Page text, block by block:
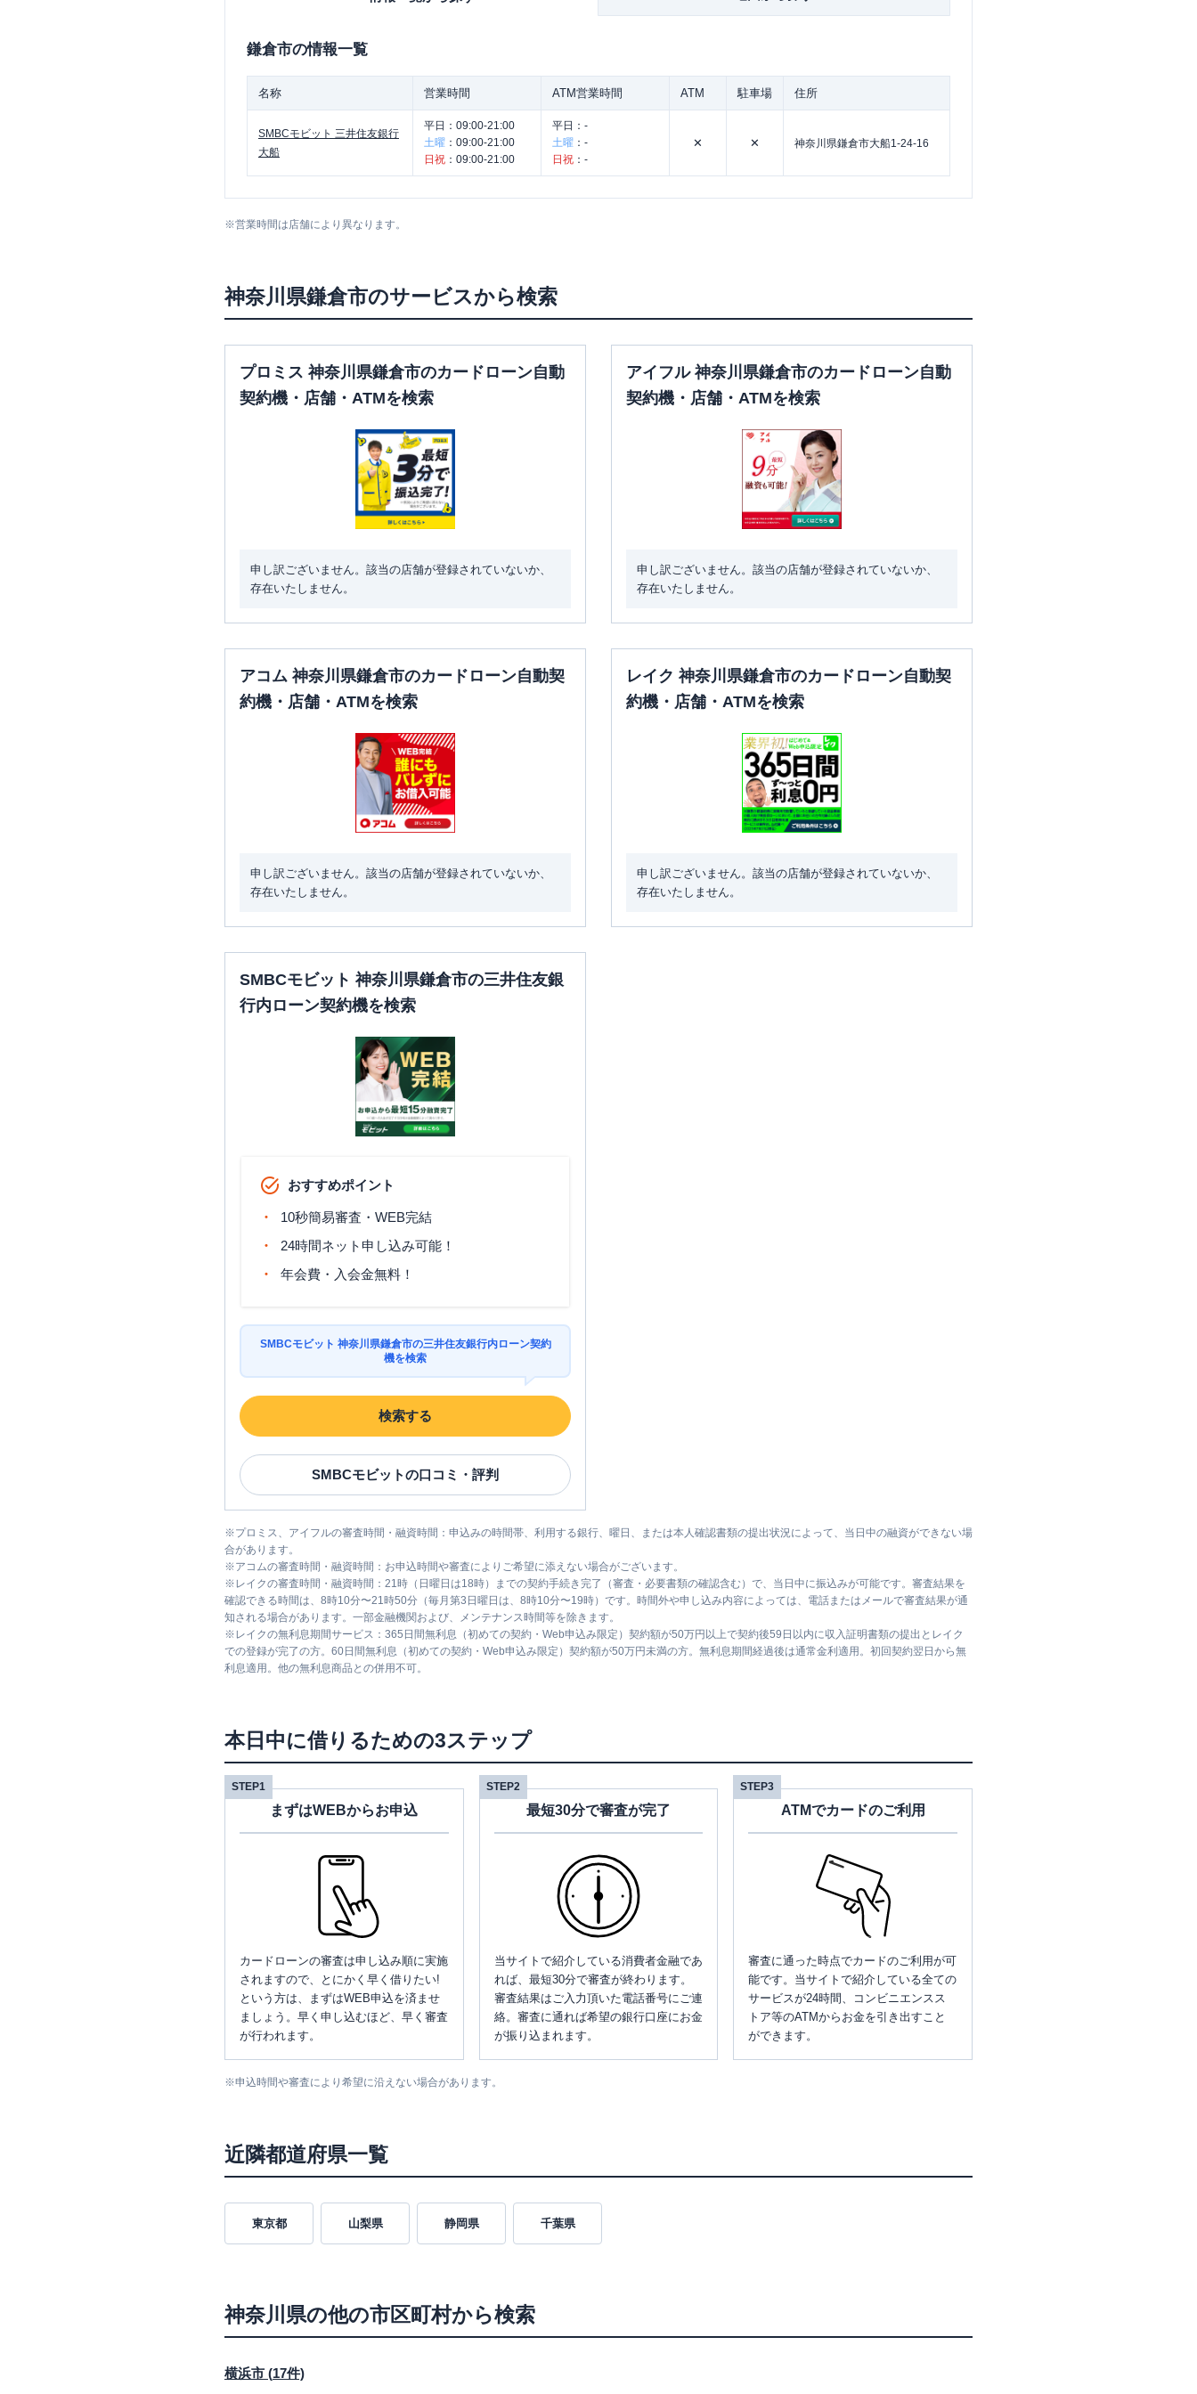
鎌倉市の情報一覧
名称 営業時間 ATM営業時間 ATM 駐車場 住所
SMBCモビット 三井住友銀行
大船
平日： 09:00-21:00
土曜 ： 09:00-21:00
日祝 ： 09:00-21:00
平日： -
土曜 ： -
日祝 ： -
✕ ✕ 神奈川県鎌倉市大船1-24-16
※営業時間は店舗により異なります。
神奈川県鎌倉市のサービスから検索
プロミス 神奈川県鎌倉市のカードローン自動
契約機・店舗・ATMを検索
申し訳ございません。該当の店舗が登録されていないか、
存在いたしません。
アイフル 神奈川県鎌倉市のカードローン自動
契約機・店舗・ATMを検索
申し訳ございません。該当の店舗が登録されていないか、
存在いたしません。
アコム 神奈川県鎌倉市のカードローン自動契
約機・店舗・ATMを検索
申し訳ございません。該当の店舗が登録されていないか、
存在いたしません。
レイク 神奈川県鎌倉市のカードローン自動契
約機・店舗・ATMを検索
申し訳ございません。該当の店舗が登録されていないか、
存在いたしません。
SMBCモビット 神奈川県鎌倉市の三井住友銀
行内ローン契約機を検索
おすすめポイント
10秒簡易審査・WEB完結
24時間ネット申し込み可能！
年会費・入会金無料！
SMBCモビット 神奈川県鎌倉市の三井住友銀行内ローン契約
機を検索
検索する
SMBCモビットの口コミ・評判
※プロミス、アイフルの審査時間・融資時間：申込みの時間帯、利用する銀行、曜日、または本人確認書類の提出状況によって、当日中の融資ができない場
合があります。
※アコムの審査時間・融資時間：お申込時間や審査によりご希望に添えない場合がございます。
※ レイクの審査時間・融資時間：21時（日曜日は18時）までの契約手続き完了（審査・必要書類の確認含む）で、当日中に振込みが可能です。審査結果を
確認できる時間は、8時10分〜21時50分（毎月第3日曜日は、8時10分〜19時）です。時間外や申し込み内容によっては、電話またはメールで審査結果が通
知される場合があります。一部金融機関および、メンテナンス時間等を除きます。
※ レイクの無利息期間サービス：365日間無利息（初めての契約・Web申込み限定）契約額が50万円以上で契約後59日以内に収入証明書類の提出とレイク
での登録が完了の方。60日間無利息（初めての契約・Web申込み限定）契約額が50万円未満の方。無利息期間経過後は通常金利適用。初回契約翌日から無
利息適用。他の無利息商品との併用不可。
本日中に借りるための3ステップ
STEP1
まずはWEBからお申込
カードローンの審査は申し込み順に実施
されますので、とにかく早く借りたい!
という方は、まずはWEB申込を済ませ
ましょう。早く申し込むほど、早く審査
が行われます。
STEP2
最短30分で審査が完了
当サイトで紹介している消費者金融であ
れば、最短30分で審査が終わります。
審査結果はご入力頂いた電話番号にご連
絡。審査に通れば希望の銀行口座にお金
が振り込まれます。
STEP3
ATMでカードのご利用
審査に通った時点でカードのご利用が可
能です。当サイトで紹介している全ての
サービスが24時間、コンビニエンスス
トア等のATMからお金を引き出すこと
ができます。
※申込時間や審査により希望に沿えない場合があります。
近隣都道府県一覧
東京都 山梨県 静岡県 千葉県
神奈川県の他の市区町村から検索
横浜市 (17件)